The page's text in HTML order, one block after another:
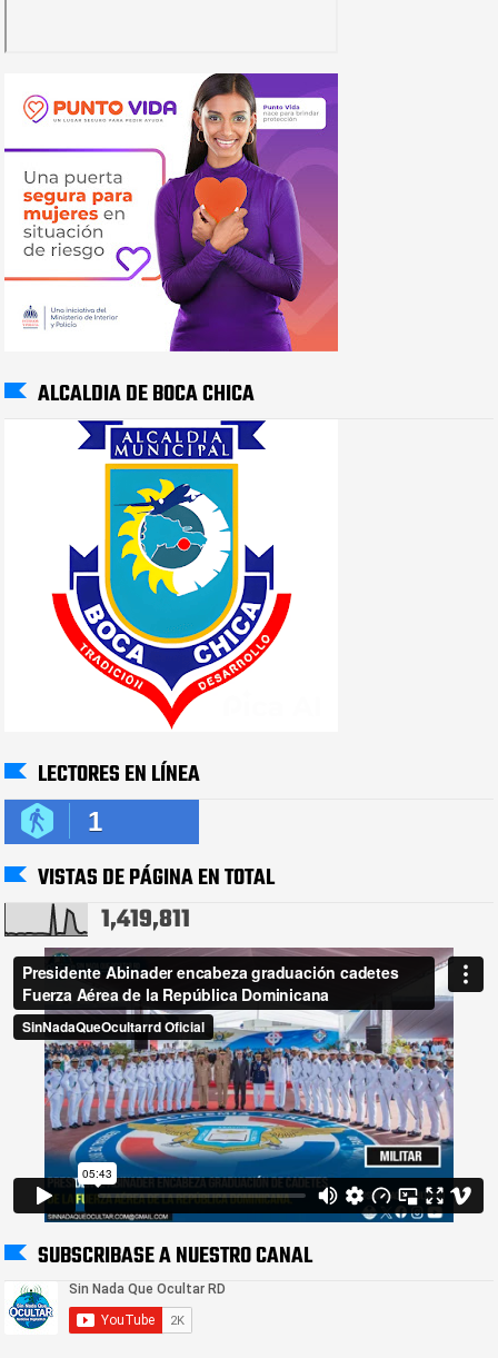
ALCALDIA DE BOCA CHICA
LECTORES EN LÍNEA
1
VISTAS DE PÁGINA EN TOTAL
1,419,811
SUBSCRIBASE A NUESTRO CANAL